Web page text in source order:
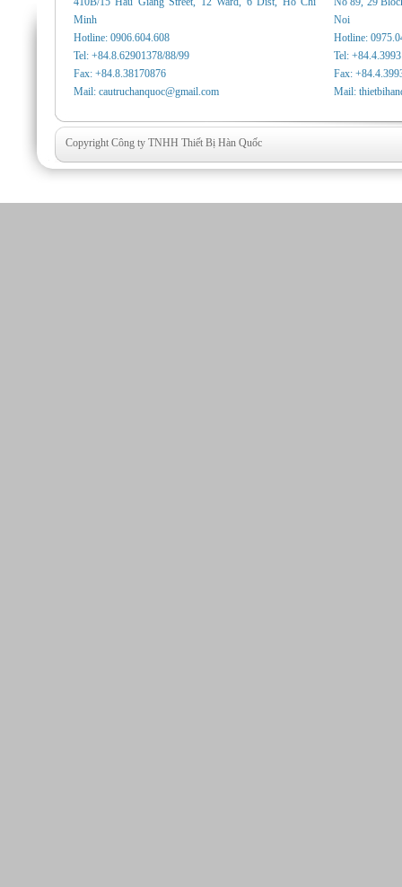
Minh
Hotline: 0906.604.608
Tel: +84.8.62901378/88/99
Fax: +84.8.38170876
Mail: cautruchanquoc@gmail.com
Noi
Hotline:
Tel:
Fax:
Mail:
Copyright Công ty TNHH Thiết Bị Hàn Quốc